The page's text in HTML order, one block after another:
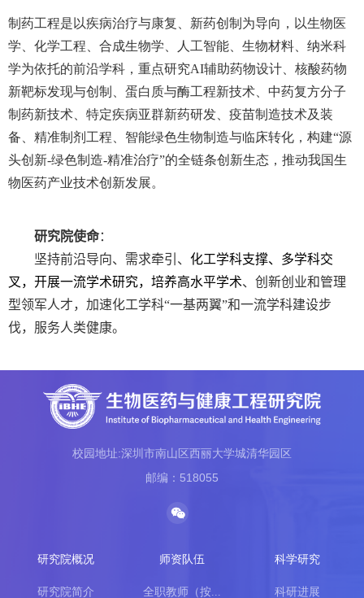
制药工程是以疾病治疗与康复、新药创制为导向，以生物医
学、化学工程、合成生物学、人工智能、生物材料、纳米科
学为依托的前沿学科，重点研究AI辅助药物设计、核酸药物
新靶标发现与创制、蛋白质与酶工程新技术、中药复方分子
制药新技术、特定疾病亚群新药研发、疫苗制造技术及装
备、精准制剂工程、智能绿色生物制造与临床转化，构建“源
头创新-绿色制造-精准治疗”的全链条创新生态，推动我国生
物医药产业技术创新发展。
研究院使命：
坚持前沿导向、需求牵引、 化工学科支撑、多学科交
叉，开展一流学术研究，培养高水平学术、创新创业和管理
型领军人才，加速化工学科“一基两翼”和一流学科建设步
伐，服务人类健康。
校园地址:深圳市南山区西丽大学城清华园区
邮编：518055
研究院概况
研究院简介
师资队伍
全职教师（按...
科学研究
科研进展